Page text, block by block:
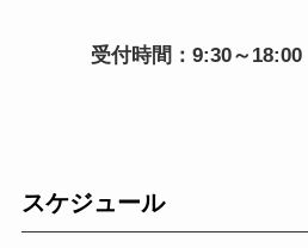
受付時間：9:30～18:00
スケジュール